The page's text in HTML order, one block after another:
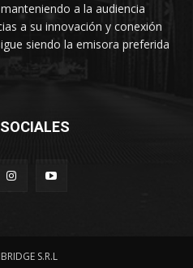
a la audiencia
a su innovación y conexión
siendo la emisora preferida
S.R.L